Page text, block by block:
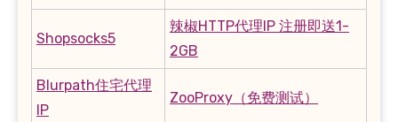
Shopsocks5
辣椒HTTP代理IP 注册即送1-
2GB
Blurpath住宅代理
IP
ZooProxy（免费测试）